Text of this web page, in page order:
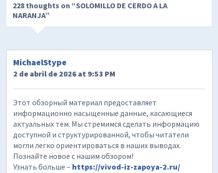
228 thoughts on “SOLOMILLO DE CERDO A LA
NARANJA”
MichaelStype
2 de abril de 2026 at 9:53 PM
Этот обзорный материал предоставляет
информационно насыщенные данные, касающиеся
актуальных тем. Мы стремимся сделать информацию
доступной и структурированной, чтобы читатели
могли легко ориентироваться в наших выводах.
Познайте новое с нашим обзором!
Узнать больше – https://vivod-iz-zapoya-2.ru/